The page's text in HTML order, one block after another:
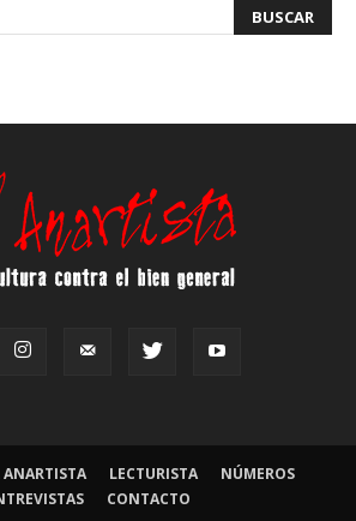
ANARTISTA LECTURISTA
NÚMEROS
CONTACTO